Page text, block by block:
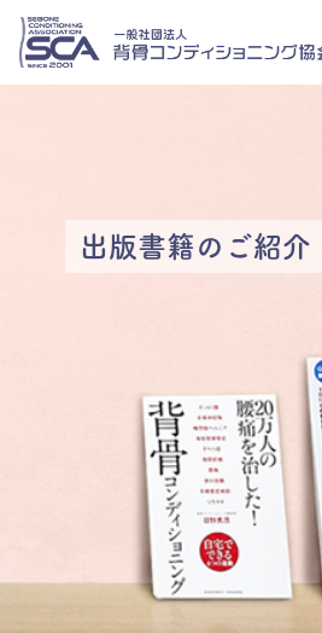
出版書籍のご紹介